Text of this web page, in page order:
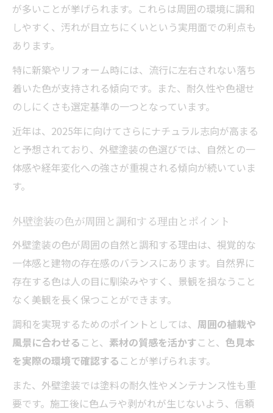
が多いことが挙げられます。これらは周囲の環境に調和
しやすく、汚れが目立ちにくいという実用面での利点も
あります。
特に新築やリフォーム時には、流行に左右されない落ち
着いた色が支持される傾向です。また、耐久性や色褪せ
のしにくさも選定基準の一つとなっています。
近年は、2025年に向けてさらにナチュラル志向が高まる
と予想されており、外壁塗装の色選びでは、自然との一
体感や経年変化への強さが重視される傾向が続いていま
す。
外壁塗装の色が周囲と調和する理由とポイント
外壁塗装の色が周囲の自然と調和する理由は、視覚的な
一体感と建物の存在感のバランスにあります。自然界に
存在する色は人の目に馴染みやすく、景観を損なうこと
なく美観を長く保つことができます。
調和を実現するためのポイントとしては、 周囲の植栽や
風景に合わせる こと、 素材の質感を活かすこと、 色見本
を実際の環境で確認する ことが挙げられます。
また、外壁塗装では塗料の耐久性やメンテナンス性も重
要です。施工後に色ムラや剥がれが生じないよう、信頼